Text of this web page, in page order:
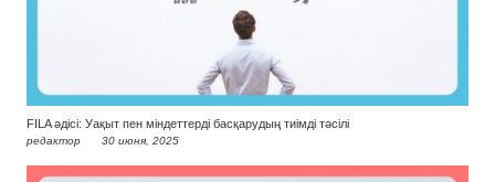
FILA әдісі: Уақыт пен міндеттерді басқарудың тиімді тәсілі
редактор 30 июня, 2025